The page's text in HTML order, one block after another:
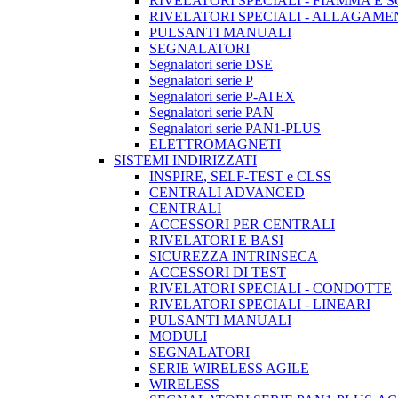
RIVELATORI SPECIALI -
PULSANTI MANUALI
SEGNALATORI
Segnalatori serie DSE
Segnalatori serie P
Segnalatori serie P-ATEX
Segnalatori serie PAN
Segnalatori serie PAN1-PLUS
ELETTROMAGNETI
SISTEMI INDIRIZZATI
INSPIRE, SELF-TEST e CLSS
CENTRALI ADVANCED
CENTRALI
ACCESSORI PER CENTRALI
RIVELATORI E BASI
SICUREZZA INTRINSECA
ACCESSORI DI TEST
RIVELATORI SPECIALI - CONDOTTE
RIVELATORI SPECIALI - LINEARI
PULSANTI MANUALI
MODULI
SEGNALATORI
SERIE WIRELESS AGILE
WIRELESS